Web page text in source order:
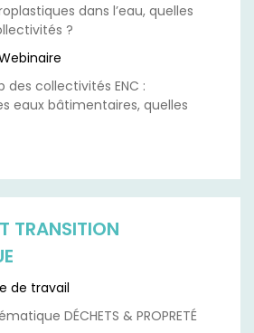
dans l’eau, quelles
?
des collectivités ENC :
eaux bâtimentaires, quelles
TRANSITION
de travail
DÉCHETS & PROPRETÉ